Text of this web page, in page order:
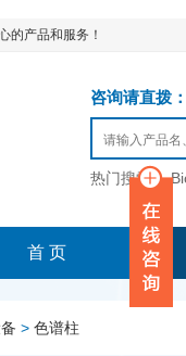
的产品和服务！
咨询请直拨
热门搜索：
首 页
> 色谱柱